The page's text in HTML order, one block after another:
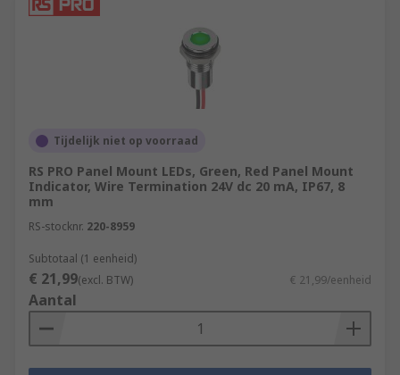
Tijdelijk niet op voorraad
RS PRO Panel Mount LEDs, Green, Red Panel Mount
Indicator, Wire Termination 24V dc 20 mA, IP67, 8
mm
RS-stocknr. 220-8959
Subtotaal (1 eenheid)
€ 21,99(excl. BTW) € 21,99/eenheid
Aantal